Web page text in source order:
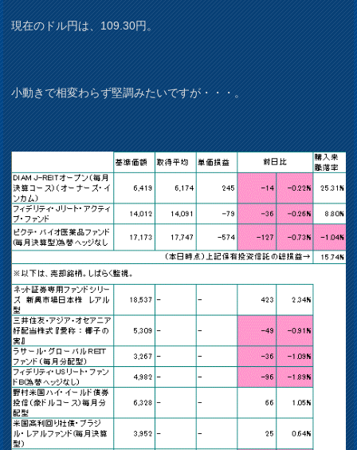
現在のドル円は、109.30円。
小動きで相変わらず堅調みたいですが・・・。